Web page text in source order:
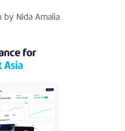
by Nida Amalia